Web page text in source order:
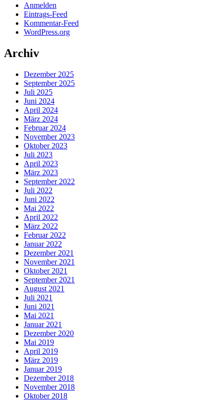
Anmelden
Eintrags-Feed
Kommentar-Feed
WordPress.org
Archiv
Dezember 2025
September 2025
Juli 2025
Juni 2024
April 2024
März 2024
Februar 2024
November 2023
Oktober 2023
Juli 2023
April 2023
März 2023
September 2022
Juli 2022
Juni 2022
Mai 2022
April 2022
März 2022
Februar 2022
Januar 2022
Dezember 2021
November 2021
Oktober 2021
September 2021
August 2021
Juli 2021
Juni 2021
Mai 2021
Januar 2021
Dezember 2020
Mai 2019
April 2019
März 2019
Januar 2019
Dezember 2018
November 2018
Oktober 2018